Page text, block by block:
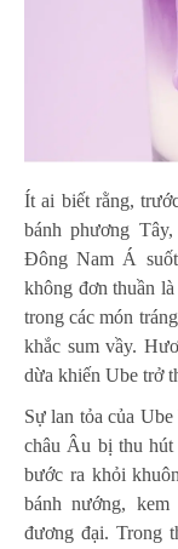
Ít ai biết rằng,
bánh phương
Đông Nam Á
không đơn thuần
trong các món
khắc sum vầy.
dừa khiến Ube trở
Sự lan tỏa của
châu Âu bị thu
bước ra khỏi
bánh nướng,
đương đại. Trong